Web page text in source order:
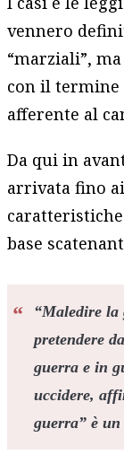
vennero
“marziali”,
con il termine
afferente al
Da qui in
arrivata fino
base
“Maledire la
pretendere
guerra e in
uccidere,
guerra” è